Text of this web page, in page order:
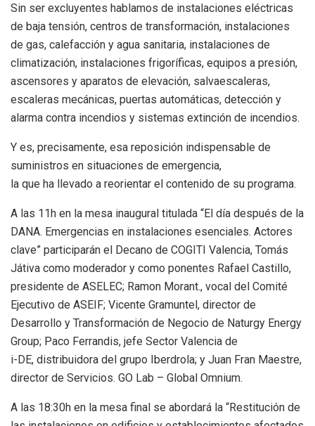
Sin ser excluyentes hablamos de instalaciones eléctricas
de baja tensión, centros de transformación, instalaciones
de gas, calefacción y agua sanitaria, instalaciones de
climatización, instalaciones frigoríficas, equipos a presión,
ascensores y aparatos de elevación, salvaescaleras,
escaleras mecánicas, puertas automáticas, detección y
alarma contra incendios y sistemas extinción de incendios.
Y es, precisamente, esa reposición indispensable de
suministros en situaciones de emergencia,
la que ha llevado a reorientar el contenido de su programa.
A las 11h en la mesa inaugural titulada “El día después de la
DANA. Emergencias en instalaciones esenciales. Actores
clave” participarán el Decano de COGITI Valencia, Tomás
Játiva como moderador y como ponentes Rafael Castillo,
presidente de ASELEC; Ramon Morant., vocal del Comité
Ejecutivo de ASEIF; Vicente Gramuntel, director de
Desarrollo y Transformación de Negocio de Naturgy Energy
Group; Paco Ferrandis, jefe Sector Valencia de
i-DE, distribuidora del grupo Iberdrola; y Juan Fran Maestre,
director de Servicios. GO Lab – Global Omnium.
A las 18:30h en la mesa final se abordará la “Restitución de